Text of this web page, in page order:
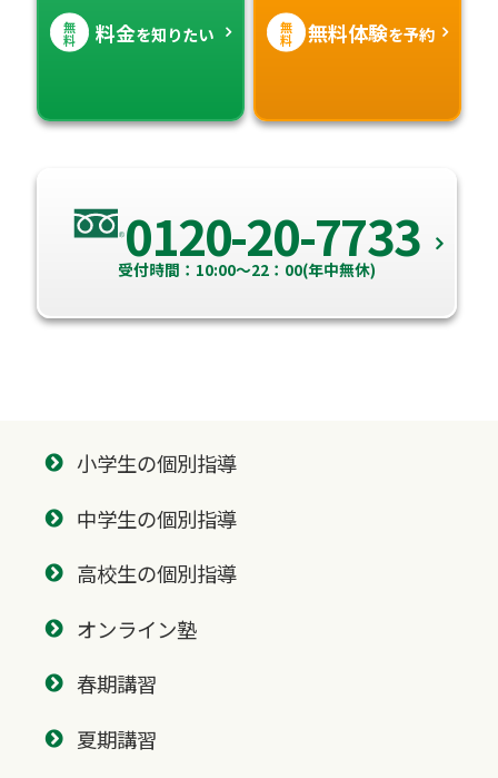
無
料 料金を知りたい 無
料 無料体験を予約
0120-20-7733
受付時間：10:00～22：00(年中無休)
小学生の個別指導
中学生の個別指導
高校生の個別指導
オンライン塾
春期講習
夏期講習